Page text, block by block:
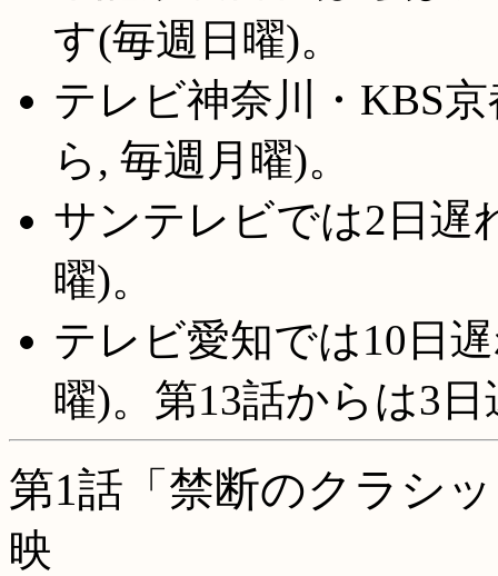
す(毎週日曜)。
テレビ神奈川・KBS
ら, 毎週月曜)。
サンテレビでは2日遅
曜)。
テレビ愛知では10日
曜)。第13話からは3
第1話「禁断のクラシ
映